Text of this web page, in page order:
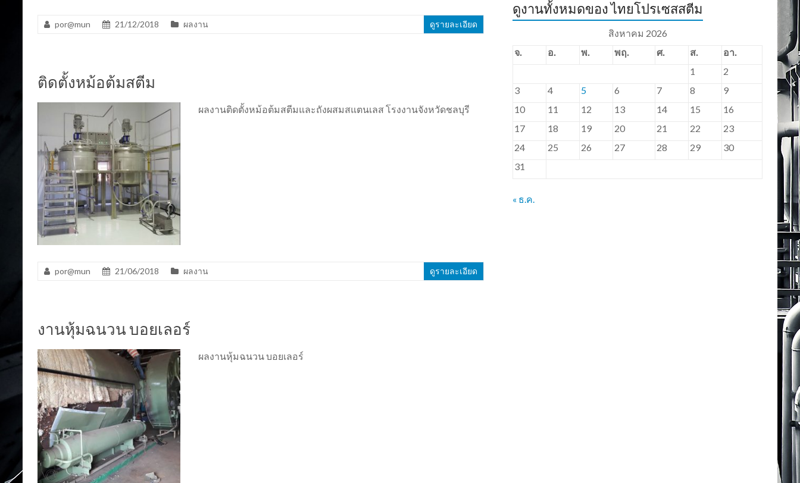
por@mun 21/12/2018 ผลงาน ดูรายละเอียด
ติดตั้งหม้อต้มสตีม
ผลงานติดตั้งหม้อต้มสตีมและถังผสมสแตนเลส โรงงานจังหวัดชลบุรี
por@mun 21/06/2018 ผลงาน ดูรายละเอียด
งานหุ้มฉนวน บอยเลอร์
ผลงานหุ้มฉนวน บอยเลอร์
ดูงานทั้งหมดของ ไทยโปรเซสสตีม
สิงหาคม 2026
จ.
อ. พ. พฤ. ศ. ส.
อา.
1
2
3
4 5 6 7 8
9
10
11 12 13 14 15
16
17
18 19 20 21 22
23
24
25 26 27 28 29
30
31
« ธ.ค.